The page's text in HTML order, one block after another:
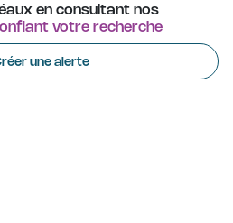
en consultant nos
votre recherche
une alerte